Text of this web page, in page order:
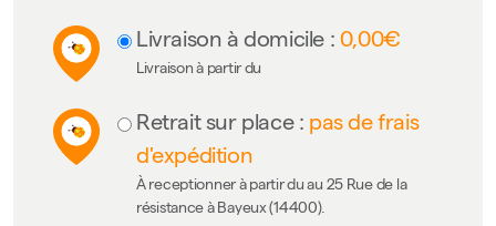
Livraison à domicile : 0,00€
Livraison à partir du
Retrait sur place : pas de frais
d'expédition
À receptionner à partir du au 25 Rue de la
résistance à Bayeux (14400).